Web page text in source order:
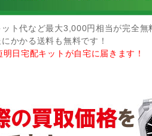
ト代など最大3,000円相当が完全無
かかる送料も無料です！
日宅配キットが自宅に届きます！